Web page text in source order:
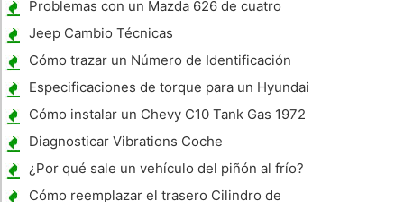
Problemas con un Mazda 626 de cuatro
cilindros 1996
Jeep Cambio Técnicas
Cómo trazar un Número de Identificación
del Vehículo
Especificaciones de torque para un Hyundai
Accent 2000
Cómo instalar un Chevy C10 Tank Gas 1972
Diagnosticar Vibrations Coche
¿Por qué sale un vehículo del piñón al frío?
Cómo reemplazar el trasero Cilindro de